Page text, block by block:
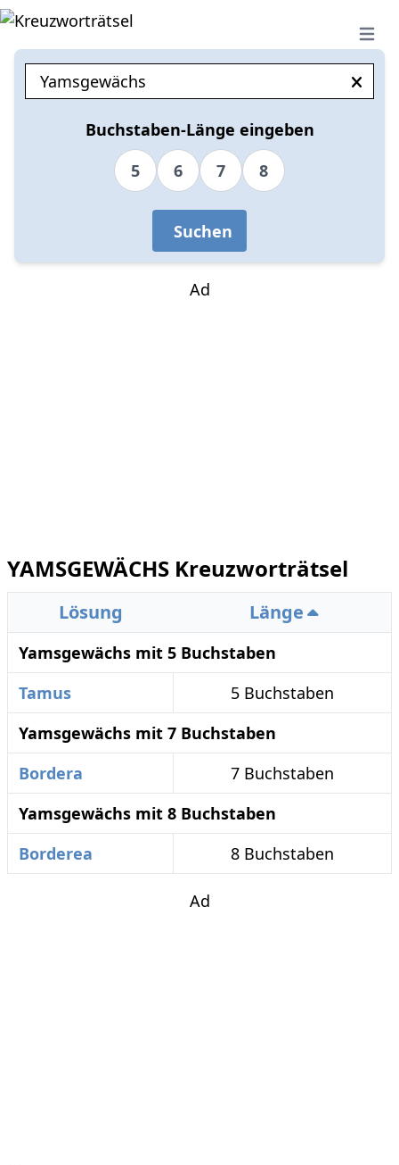
Open
Buchstaben-Länge eingeben
5
6 7 8
Suchen
Ad
YAMSGEWÄCHS Kreuzworträtsel
Lösung Länge
Yamsgewächs mit 5 Buchstaben
Tamus
5 Buchstaben
Yamsgewächs mit 7 Buchstaben
Bordera
7 Buchstaben
Yamsgewächs mit 8 Buchstaben
Borderea
8 Buchstaben
Ad